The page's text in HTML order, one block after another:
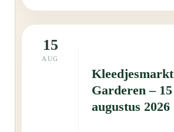
15
AUG
Kleedjesmarkt
Garderen – 15
augustus 2026